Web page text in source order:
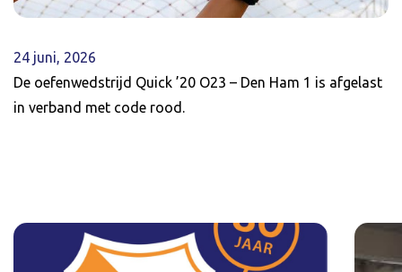
24 juni, 2026
De oefenwedstrijd Quick ’20 O23 – Den Ham 1 is afgelast
in verband met code rood.